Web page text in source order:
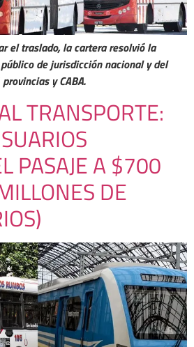
el traslado, la cartera resolvió la
de jurisdicción nacional y del
y CABA.
TRANSPORTE:
PASAJE A $700
DE